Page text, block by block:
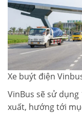
LIÊN HỆ TIMES CITY
Xe buýt điện
VinBus sẽ sử dụng
xuất, hướng tới